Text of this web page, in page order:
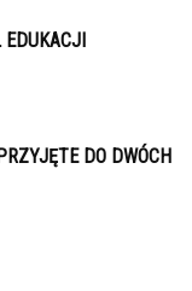
DO DWÓCH